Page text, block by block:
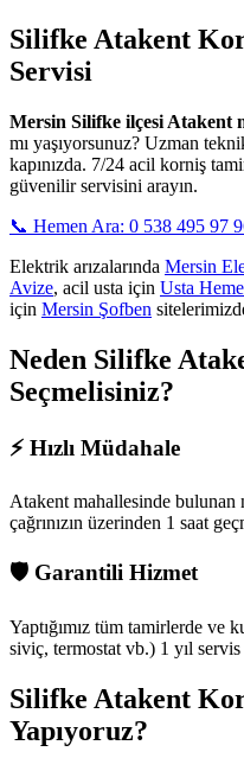
Silifke Atakent
Servisi
Mersin Silifke ilçesi Atakent
mı yaşıyorsunuz? Uzman
kapınızda. 7/24 acil korniş
güvenilir servisini arayın.
📞 Hemen Ara: 0 538 495 97
Elektrik arızalarında Mersin
Avize, acil usta için Usta
için Mersin Şofben
Neden Silifke
Seçmelisiniz?
⚡ Hızlı Müdahale
Atakent mahallesinde bulunan
çağrınızın üzerinden 1 saat
🛡️ Garantili Hizmet
Yaptığımız tüm tamirlerde ve
siviç, termostat vb.) 1 yıl
Silifke Atakent
Yapıyoruz?